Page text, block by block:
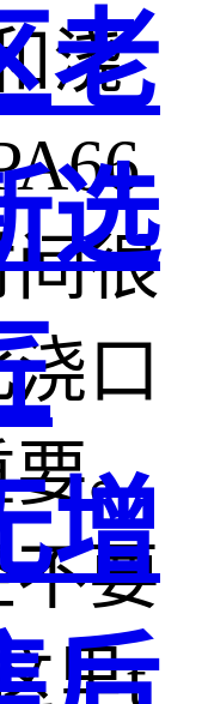
浇
很
口
。
要
里t
老
选
增